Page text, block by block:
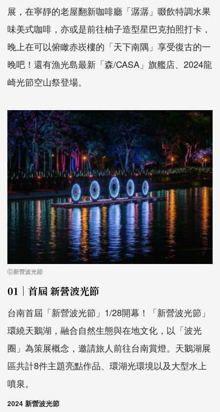
展，在寧靜的老屋翻新咖啡廳「潺潺」啜飲特調水果
味美式咖啡，亦或是前往柚子造型星巴克拍照打卡，
晚上在可以俯瞰赤崁樓的「天下南隅」享受復古的一
晚吧！還有漁光島最新「森/CASA」旗艦店、2024龍
崎光節空山祭登場。
ⓒ新營波光節
01｜首屆 新營波光節
台南首屆「新營波光節」1/28開幕！「新營波光節」
環繞天鵝湖，融合自然生態與在地文化，以「波光
圈」為策展概念，邀請旅人前往台南賞燈。天鵝湖展
區共計8件主題亮點作品、環湖光環境以及大型水上
噴泉。
2024 新營波光節